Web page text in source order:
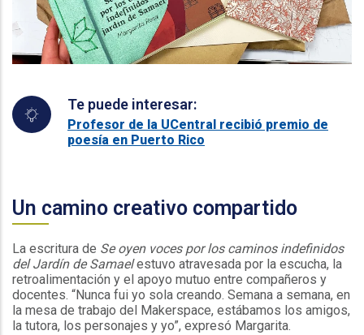
Te puede interesar:
Profesor de la UCentral recibió premio de
poesía en Puerto Rico
Un camino creativo compartido
La escritura de Se oyen voces por los caminos indefinidos
del Jardín de Samaelestuvo atravesada por la escucha, la
retroalimentación y el apoyo mutuo entre compañeros y
docentes. “Nunca fui yo sola creando. Semana a semana, en
la mesa de trabajo del Makerspace, estábamos los amigos,
la tutora, los personajes y yo”, expresó Margarita.